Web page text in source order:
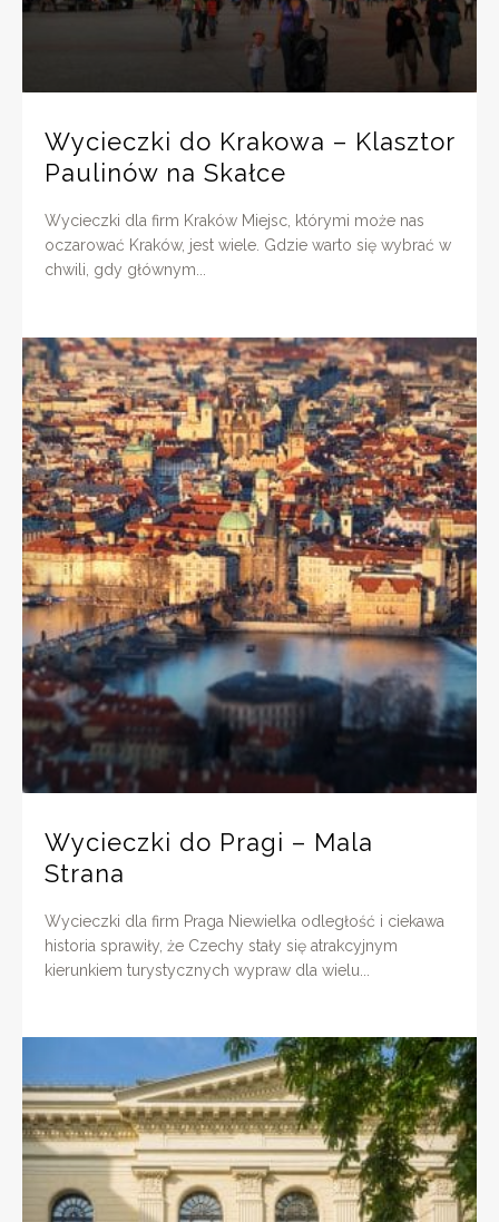
Wycieczki do Krakowa – Klasztor
Paulinów na Skałce
Wycieczki dla firm Kraków Miejsc, którymi może nas
oczarować Kraków, jest wiele. Gdzie warto się wybrać w
chwili, gdy głównym...
Wycieczki do Pragi – Mala
Strana
Wycieczki dla firm Praga Niewielka odległość i ciekawa
historia sprawiły, że Czechy stały się atrakcyjnym
kierunkiem turystycznych wypraw dla wielu...